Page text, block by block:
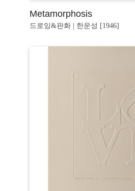
Metamorphosis
드로잉&판화 | 한운성 [1946]